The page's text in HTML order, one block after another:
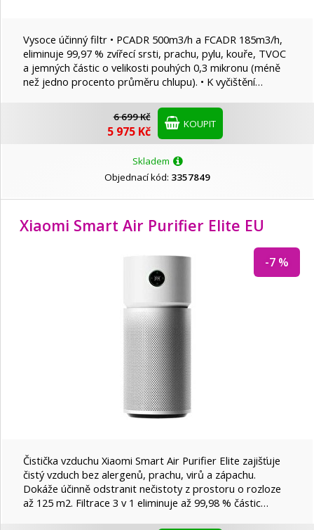
Vysoce účinný filtr • PCADR 500m3/h a FCADR 185m3/h,
eliminuje 99,97 % zvířecí srsti, prachu, pylu, kouře, TVOC
a jemných částic o velikosti pouhých 0,3 mikronu (méně
než jedno procento průměru chlupu). • K vyčištění…
6 699 Kč
5 975 Kč KOUPIT
Skladem
Objednací kód: 3357849
Xiaomi Smart Air Purifier Elite EU
-7 %
Čistička vzduchu Xiaomi Smart Air Purifier Elite zajišťuje
čistý vzduch bez alergenů, prachu, virů a zápachu.
Dokáže účinně odstranit nečistoty z prostoru o rozloze
až 125 m2. Filtrace 3 v 1 eliminuje až 99,98 % částic…